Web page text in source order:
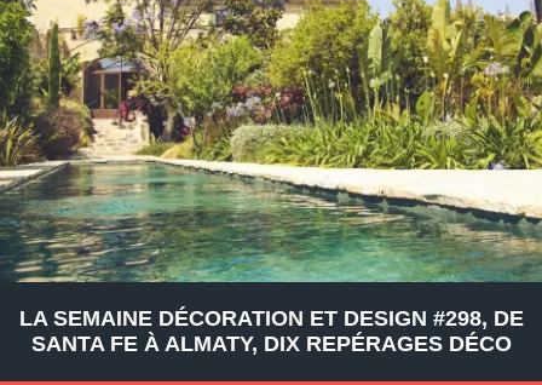
LA SEMAINE DÉCORATION ET DESIGN #298, DE
SANTA FE À ALMATY, DIX REPÉRAGES DÉCO